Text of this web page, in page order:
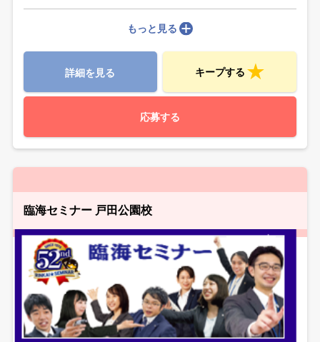
もっと見る
詳細を見る キープする
応募する
臨海セミナー 戸田公園校